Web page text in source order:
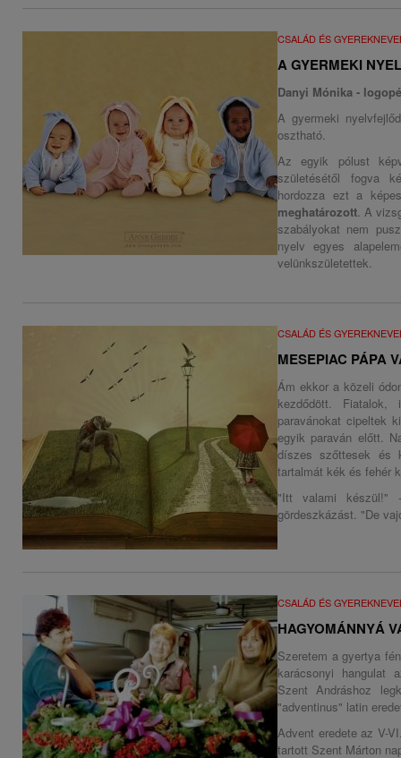
CSALÁD ÉS
A GYERMEKI
Danyi Mónika -
A gyermeki
osztható.
Az egyik pólust
születésétől fogva
hordozza ezt a
meghatározott . A
szabályokat nem
nyelv egyes
velünkszületettek.
CSALÁD ÉS
MESEPIAC PÁPA
Ám ekkor a közeli
kezdődött. Fiatalok,
paravánokat cipeltek
egyik paraván előtt.
díszes szőttesek és
tartalmát kék és fehér
"Itt valami készül!"
gördeszkázást. "De
CSALÁD ÉS
HAGYOMÁNNYÁ
Szeretem a gyertya
karácsonyi hangulat
Szent Andráshoz
"adventinus" latin
Advent eredete az V-
tartott Szent Márton